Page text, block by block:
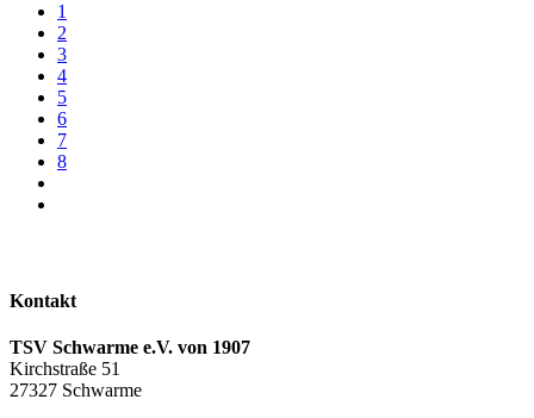
1
2
3
4
5
6
7
8
Kontakt
TSV Schwarme e.V. von 1907
Kirchstraße 51
27327 Schwarme